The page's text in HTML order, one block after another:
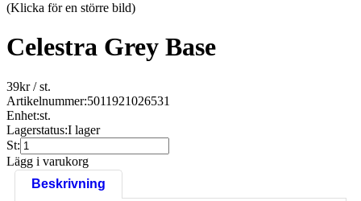
(Klicka för en större bild)
Celestra Grey Base
39kr/ st.
Artikelnummer:5011921026531
Enhet:st.
Lagerstatus:I lager
St:
Lägg i varukorg
Beskrivning